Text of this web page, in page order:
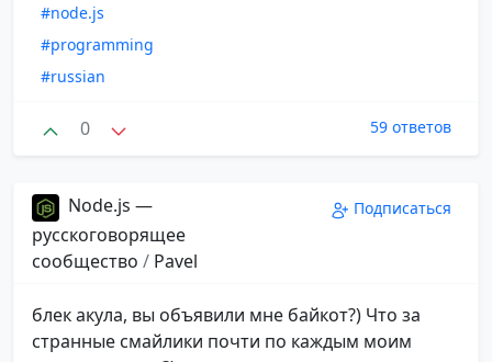
#node.js
#programming
#russian
0 59 ответов
Node.js —
русскоговорящее
сообщество / Pavel
Подписаться
блек акула, вы объявили мне байкот?) Что за
странные смайлики почти по каждым моим